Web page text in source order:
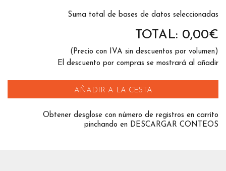
Suma total de bases de datos seleccionadas
TOTAL: 0,00€
(Precio con IVA sin descuentos por volumen)
El descuento por compras se mostrará al añadir
AÑADIR A LA CESTA
Obtener desglose con número de registros en carrito
pinchando en DESCARGAR CONTEOS